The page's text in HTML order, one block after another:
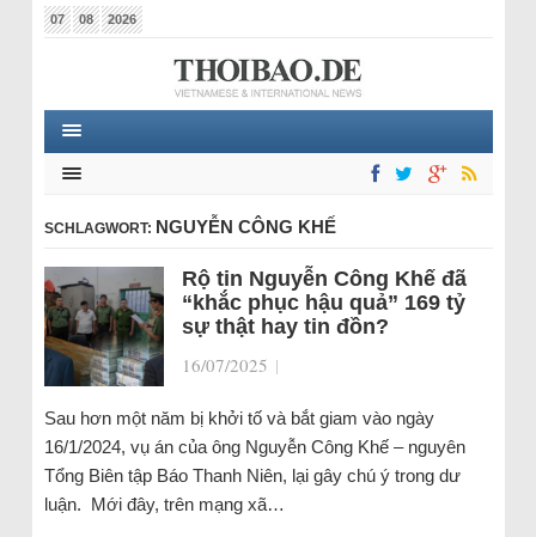
07 08 2026
SCHLAGWORT: NGUYỄN CÔNG KHẾ
Rộ tin Nguyễn Công Khế đã
“khắc phục hậu quả” 169 tỷ
sự thật hay tin đồn?
16/07/2025 |
Sau hơn một năm bị khởi tố và bắt giam vào ngày
16/1/2024, vụ án của ông Nguyễn Công Khế – nguyên
Tổng Biên tập Báo Thanh Niên, lại gây chú ý trong dư
luận. Mới đây, trên mạng xã…